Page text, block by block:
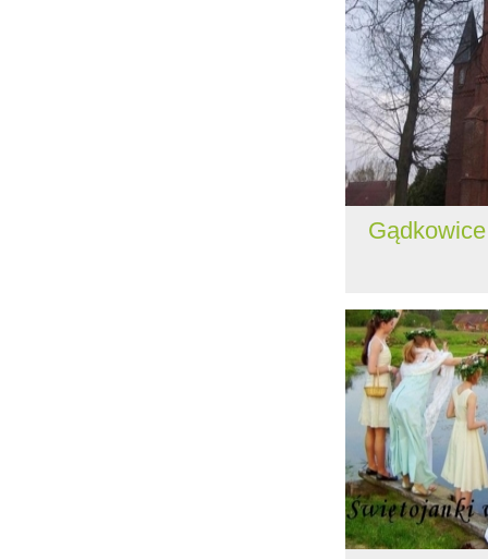
Gądkowice